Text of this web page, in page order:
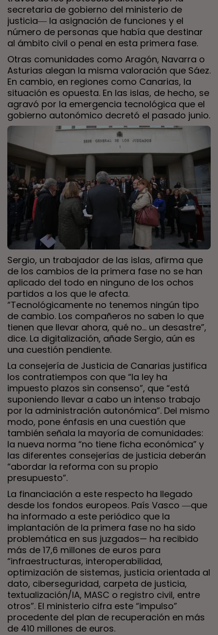
secretaria de gobierno del ministerio de
justicia― la asignación de funciones y el
número de personas que había que destinar
al ámbito civil o penal en esta primera fase.
Otras comunidades como Aragón, Navarra o
Asturias alegan la misma valoración que Sáez.
En cambio, en regiones como Canarias, la
situación es opuesta. En las islas, de hecho, se
agravó por la emergencia tecnológica que el
gobierno autonómico decretó el pasado junio.
Sergio, un trabajador de las islas, afirma que
de los cambios de la primera fase no se han
aplicado del todo en ninguno de los ochos
partidos a los que le afecta.
“Tecnológicamente no tenemos ningún tipo
de cambio. Los compañeros no saben lo que
tienen que llevar ahora, qué no… un desastre”,
dice. La digitalización, añade Sergio, aún es
una cuestión pendiente.
La consejería de Justicia de Canarias justifica
los contratiempos con que “la ley ha
impuesto plazos sin consenso”, que “está
suponiendo llevar a cabo un intenso trabajo
por la administración autonómica”. Del mismo
modo, pone énfasis en una cuestión que
también señala la mayoría de comunidades:
la nueva norma “no tiene ficha económica” y
las diferentes consejerías de justicia deberán
“abordar la reforma con su propio
presupuesto”.
La financiación a este respecto ha llegado
desde los fondos europeos. País Vasco ―que
ha informado a este periódico que la
implantación de la primera fase no ha sido
problemática en sus juzgados— ha recibido
más de 17,6 millones de euros para
“infraestructuras, interoperabilidad,
optimización de sistemas, justicia orientada al
dato, ciberseguridad, carpeta de justicia,
textualización/IA, MASC o registro civil, entre
otros”. El ministerio cifra este “impulso”
procedente del plan de recuperación en más
de 410 millones de euros.